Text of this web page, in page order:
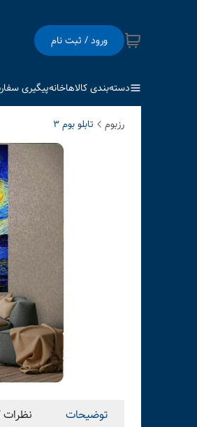
ورود / ثبت نام
دسته‌بندی کالاهاخانهپیگیری
رزبوم تابلو بوم 3
توضیحات نظرات